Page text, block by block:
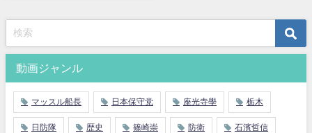
動画ジャンル
マッスル船長 日本保守党 座光寺學 栃木
日防隊 歴史 篠崎崇 防衛 石濱哲信